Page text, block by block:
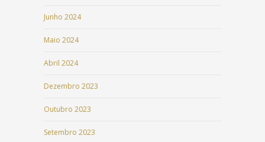
Junho 2024
Maio 2024
Abril 2024
Dezembro 2023
Outubro 2023
Setembro 2023